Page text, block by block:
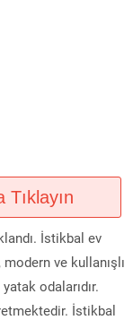
İstikbal ev
ve kullanışlı
odalarıdır.
İstikbal